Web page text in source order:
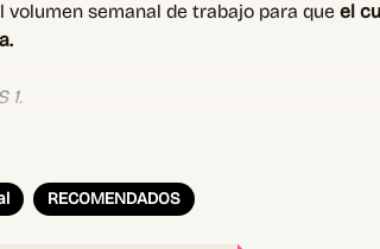
semanal de trabajo para queel
1.
RECOMENDADOS